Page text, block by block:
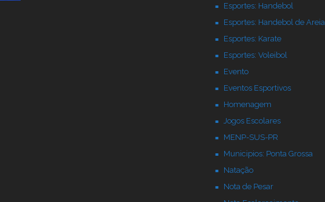
Esportes: Handebol
Esportes: Handebol de Areia
Esportes: Karate
Esportes: Voleibol
Evento
Eventos Esportivos
Homenagem
Jogos Escolares
MENP-SUS-PR
Municipios: Ponta Grossa
Natação
Nota de Pesar